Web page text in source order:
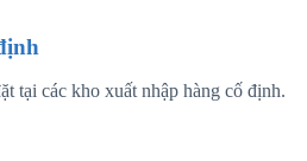
tại các kho xuất nhập hàng cố định.